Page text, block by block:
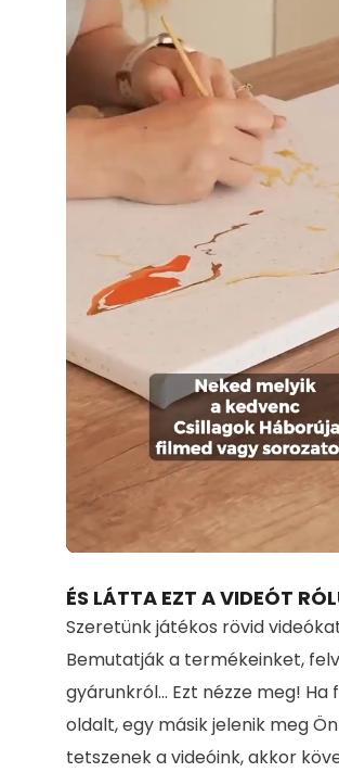
Unmute
100.00%
ÉS LÁTTA EZT A VIDEÓT
Szeretünk játékos rövid
Bemutatják a termékeinket,
gyárunkról... Ezt nézze meg! Ha
oldalt, egy másik jelenik meg
tetszenek a videóink, akkor